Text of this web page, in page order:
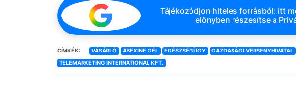
Tájékozódjon hiteles forrásból: itt
előnyben részesítse a
CÍMKÉK: VÁSÁRLÓ ABEXINE GÉL EGÉSZSÉGÜGY GAZDASÁGI VERSENYHIVATAL
TELEMARKETING INTERNATIONAL KFT.